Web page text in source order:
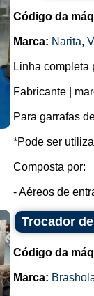
Código da
Marca: Narita,
Linha completa
Fabricante |
Para garrafas
*Pode ser
Composta por:
- Aéreos de
Trocador
Código da
Marca: